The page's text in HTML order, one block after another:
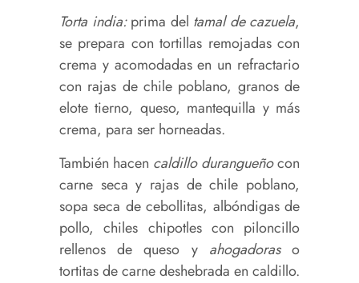
Torta india:prima del tamal de cazuela,
se prepara con tortillas remojadas con
crema y acomodadas en un refractario
con rajas de chile poblano, granos de
elote tierno, queso, mantequilla y más
crema, para ser horneadas.
También hacen caldillo durangueñocon
carne seca y rajas de chile poblano,
sopa seca de cebollitas, albóndigas de
pollo, chiles chipotles con piloncillo
rellenos de queso y ahogadoraso
tortitas de carne deshebrada en caldillo.